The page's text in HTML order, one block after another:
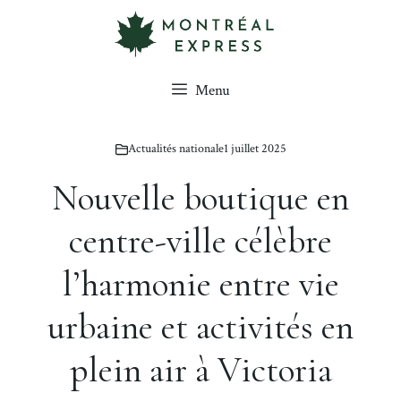
Menu
Actualités nationale1 juillet 2025
Nouvelle boutique en
centre-ville célèbre
l’harmonie entre vie
urbaine et activités en
plein air à Victoria